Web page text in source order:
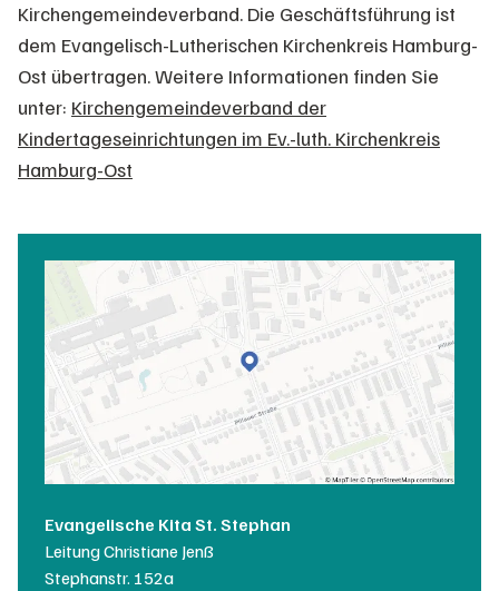
Kirchengemeindeverband. Die Geschäftsführung ist
dem Evangelisch-Lutherischen Kirchenkreis Hamburg-
Ost übertragen. Weitere Informationen finden Sie
unter: Kirchengemeindeverband der
Kindertageseinrichtungen im Ev.-luth. Kirchenkreis
Hamburg-Ost
Evangelische Kita St. Stephan
LeitungChristiane Jenß
Stephanstr. 152a